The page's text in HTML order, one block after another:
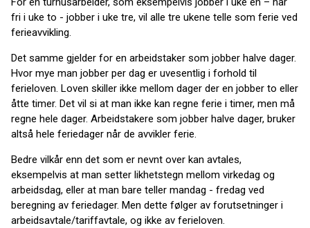
fri i uke to - jobber i uke tre, vil alle tre ukene telle som ferie ved
ferieavvikling.
Det samme gjelder for en arbeidstaker som jobber halve dager.
Hvor mye man jobber per dag er uvesentlig i forhold til
ferieloven. Loven skiller ikke mellom dager der en jobber to eller
åtte timer. Det vil si at man ikke kan regne ferie i timer, men må
regne hele dager. Arbeidstakere som jobber halve dager, bruker
altså hele feriedager når de avvikler ferie.
Bedre vilkår enn det som er nevnt over kan avtales,
eksempelvis at man setter likhetstegn mellom virkedag og
arbeidsdag, eller at man bare teller mandag - fredag ved
beregning av feriedager. Men dette følger av forutsetninger i
arbeidsavtale/tariffavtale, og ikke av ferieloven.